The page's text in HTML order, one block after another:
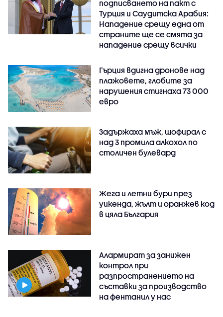
подписването на пакт с
Турция и Саудитска Арабия:
Нападение срещу една от
страните ще се смята за
нападение срещу всички
Гърция вдигна дронове над
плажовете, глобите за
нарушения стигнаха 73 000
евро
Задържаха мъж, шофирал с
над 3 промила алкохол по
столичен булевард
Жега и летни бури през
уикенда, жълт и оранжев код
в цяла България
Алармират за занижен
контрол при
разпространението на
съставки за производство
на фентанил у нас